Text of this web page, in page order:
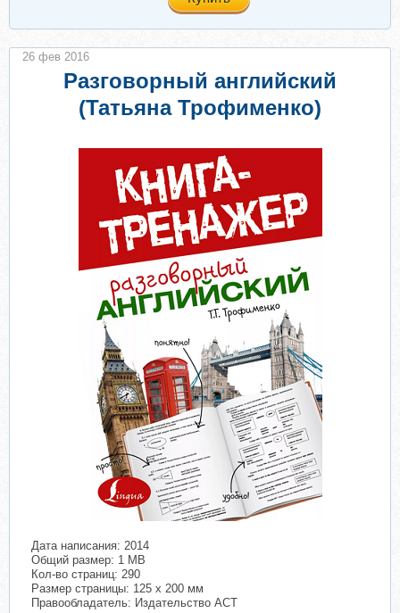
Разговорный английский
(Татьяна Трофименко)
Дата написания: 2014
Общий размер: 1 MB
Кол-во страниц: 290
Размер страницы: 125 x 200 мм
Правообладатель: Издательство АСТ
26 фев 2016